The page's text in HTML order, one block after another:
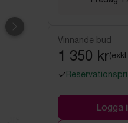
Nästa
Vinnande bud
1 350 kr
Logga